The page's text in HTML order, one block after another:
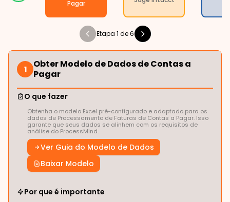
Pagar
Etapa 1 de 6
1
Obter Modelo de Dados de Contas a
Pagar
O que fazer
Obtenha o modelo Excel pré-configurado e adaptado para os
dados de Processamento de Faturas de Contas a Pagar. Isso
garante que seus dados se alinhem com os requisitos de
análise do ProcessMind.
Ver Guia do Modelo de Dados
Baixar Modelo
Por que é importante